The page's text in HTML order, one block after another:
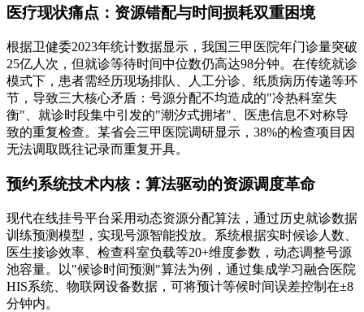
医疗现状痛点：资源错配与时间损耗双重困境
根据卫健委2023年统计数据显示，我国三甲医院年门诊量突破
25亿人次，但就诊等待时间中位数仍高达98分钟。在传统就诊
模式下，患者需经历现场排队、人工分诊、纸质病历传递等环
节，导致三大核心矛盾：号源分配不均造成的"冷热科室失
衡"、就诊时段集中引发的"潮汐式拥堵"、医患信息不对称导
致的重复检查。某省会三甲医院调研显示，38%的检查项目因
无法调取既往记录而重复开具。
预约系统技术内核：算法驱动的资源调度革命
现代在线挂号平台采用动态资源分配算法，通过历史就诊数据
训练预测模型，实现号源智能投放。系统根据实时候诊人数、
医生接诊效率、检查科室负载等20+维度参数，动态调整号源
池容量。以"候诊时间预测"算法为例，通过集成学习融合医院
HIS系统、物联网设备数据，可将预计等候时间误差控制在±8
分钟内。